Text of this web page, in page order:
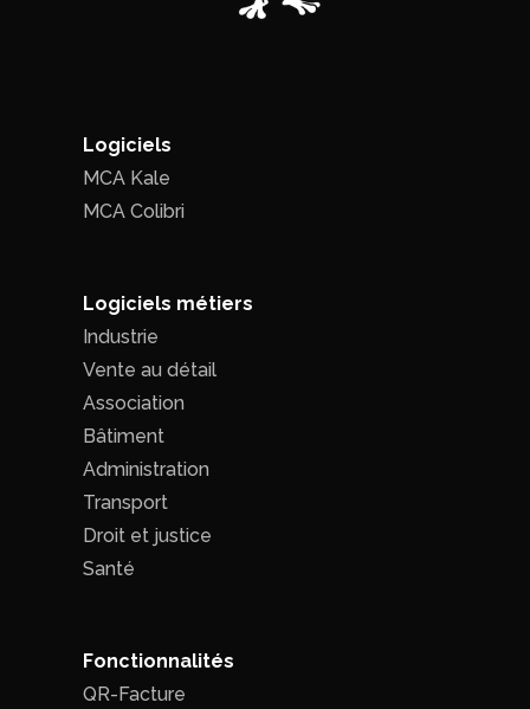
Logiciels
MCA Kale
MCA Colibri
Logiciels métiers
Industrie
Vente au détail
Association
Bâtiment
Administration
Transport
Droit et justice
Santé
Fonctionnalités
QR-Facture